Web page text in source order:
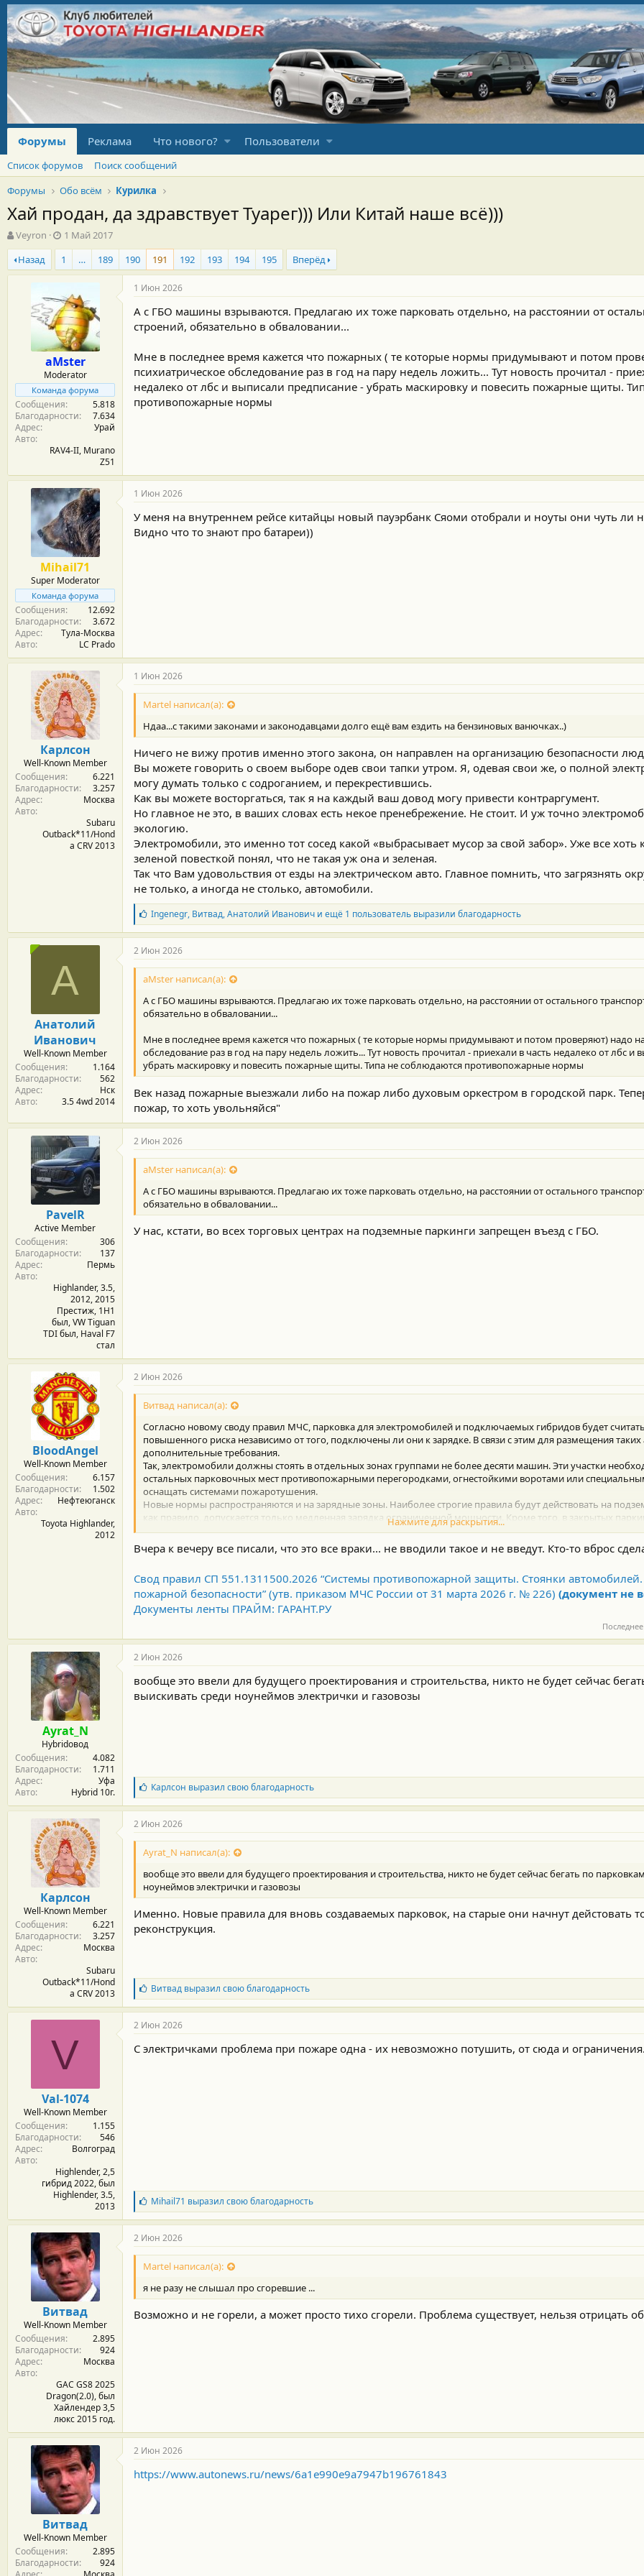
Форумы Реклама Что нового? Пользователи
Список форумов
Поиск сообщений
Форумы
Обо всём Курилка
Хай продан, да здравствует Туарег))) Или Китай наше всё)))
А
в
т
о
Veyron
Д
а
т
а
а
ч
а
л
а
1 Май 2017
Назад
1 … 189 190 191 192 193 194 195 Вперёд
aMster
Moderator
Команда форума
Сообщения
5.818
Благодарности
7.634
Адрес
Урай
Авто
RAV4-II, Murano
Z51
1 Июн 2026
А с ГБО машины взрываются. Предлагаю их тоже парковать отдельно, на расстоянии от
строений, обязательно в обваловании...
Мне в последнее время кажется что пожарных ( те которые нормы придумывают и потом
психиатрическое обследование раз в год на пару недель ложить... Тут новость прочитал -
недалеко от лбс и выписали предписание - убрать маскировку и повесить пожарные щиты.
противопожарные нормы
Mihail71
Super Moderator
Команда форума
Сообщения
12.692
Благодарности
3.672
Адрес
Тула-Москва
Авто
LC Prado
1 Июн 2026
У меня на внутреннем рейсе китайцы новый пауэрбанк Сяоми отобрали и ноуты они чуть ли
Видно что то знают про батареи))
Карлсон
Well-Known Member
Сообщения
6.221
Благодарности
3.257
Адрес
Москва
Авто
Subaru
Outback*11/Hond
a CRV 2013
1 Июн 2026
Martel написал(а):
Ндаа...с такими законами и законодавцами долго ещё вам ездить на бензиновых ванючках..)
Ничего не вижу против именно этого закона, он направлен на организацию безопасности
Вы можете говорить о своем выборе одев свои тапки утром. Я, одевая свои же, о полной
могу думать только с содроганием, и перекрестившись.
Как вы можете восторгаться, так я на каждый ваш довод могу привести контраргумент.
Но главное не это, в ваших словах есть некое пренебрежение. Не стоит. И уж точно
экологию.
Электромобили, это именно тот сосед какой «выбрасывает мусор за свой забор». Уже все хоть
зеленой повесткой понял, что не такая уж она и зеленая.
Так что Вам удовольствия от езды на электрическом авто. Главное помнить, что загрязнять
не только, а иногда не столько, автомобили.
Б
л
а
г
о
д
а
н
о
т
и
:
Ingenegr, Витвад,Анатолий Ивановичи ещё 1 пользователь выразили благодарность
А
Анатолий
Иванович
Well-Known Member
Сообщения
1.164
Благодарности
562
Адрес
Нск
Авто
3.5 4wd 2014
2 Июн 2026
aMster написал(а):
А с ГБО машины взрываются. Предлагаю их тоже парковать отдельно, на расстоянии от остального
обязательно в обваловании...
Мне в последнее время кажется что пожарных ( те которые нормы придумывают и потом проверяют) надо
обследование раз в год на пару недель ложить... Тут новость прочитал - приехали в часть недалеко от лбс и
убрать маскировку и повесить пожарные щиты. Типа не соблюдаются противопожарные нормы
Век назад пожарные выезжали либо на пожар либо духовым оркестром в городской парк.
пожар, то хоть увольняйся"
PavelR
Active Member
Сообщения
306
Благодарности
137
Адрес
Пермь
Авто
Highlander, 3.5,
2012, 2015
Престиж, 1Н1
был, VW Tiguan
TDI был, Haval F7
стал
2 Июн 2026
aMster написал(а):
А с ГБО машины взрываются. Предлагаю их тоже парковать отдельно, на расстоянии от остального
обязательно в обваловании...
У нас, кстати, во всех торговых центрах на подземные паркинги запрещен въезд с ГБО.
BloodAngel
Well-Known Member
Сообщения
6.157
Благодарности
1.502
Адрес
Нефтеюганск
Авто
Toyota Highlander,
2012
2 Июн 2026
Витвад написал(а):
Согласно новому своду правил МЧС, парковка для электромобилей и подключаемых гибридов будет
повышенного риска независимо от того, подключены ли они к зарядке. В связи с этим для размещения
дополнительные требования.
Так, электромобили должны стоять в отдельных зонах группами не более десяти машин. Эти участки
остальных парковочных мест противопожарными перегородками, огнестойкими воротами или
оснащать системами пожаротушения.
Новые нормы распространяются и на зарядные зоны. Наиболее строгие правила будут действовать на
как правило, допускается только медленная зарядка ограниченной мощности. Кроме того, в закрытых
разделение зон для автомобилей с двигателями внутреннего сгорания и электротранспорта.
В первую очередь нововведения распространяются на объекты, которые будут проектироваться и строиться
документа в силу. Для действующих парковок требования станут обязательными только при проведении
За нарушение новых правил предусмотрены штрафы. Для физлиц максимальный размер взыскания может
рублей, для должностных лиц — 100 тысяч рублей, для индивидуальных предпринимателей — 110 тысяч
юридических лиц — два миллиона рублей. Отмечается, что в отдельных случаях суд также может
Нажмите для раскрытия...
Вчера к вечеру все писали, что это все враки... не вводили такое и не введут. Кто-то вброс
Свод правил СП 551.1311500.2026 “Системы противопожарной защиты. Стоянки
пожарной безопасности” (утв. приказом МЧС России от 31 марта 2026 г. № 226) (документ не
Документы ленты ПРАЙМ: ГАРАНТ.РУ
Ayrat_N
Hybridовод
Сообщения
4.082
Благодарности
1.711
Адрес
Уфа
Авто
Hybrid 10г.
2 Июн 2026
вообще это ввели для будущего проектирования и строительства, никто не будет сейчас
выискивать среди ноунеймов электрички и газовозы
Б
л
а
г
о
д
а
н
о
с
т
и
:
Карлсон выразил свою благодарность
Карлсон
Well-Known Member
Сообщения
6.221
Благодарности
3.257
Адрес
Москва
Авто
Subaru
Outback*11/Hond
a CRV 2013
2 Июн 2026
Ayrat_N написал(а):
вообще это ввели для будущего проектирования и строительства, никто не будет сейчас бегать по
ноунеймов электрички и газовозы
Именно. Новые правила для вновь создаваемых парковок, на старые они начнут дейстовать
реконструкция.
Б
л
а
г
о
д
а
Витвадвыразил свою благодарность
V
Val-1074
Well-Known Member
Сообщения
1.155
Благодарности
546
Адрес
Волгоград
Авто
Highlender, 2,5
гибрид 2022, был
Highlender, 3.5,
2013
2 Июн 2026
С электричками проблема при пожаре одна - их невозможно потушить, от сюда и ограничения.
Б
л
а
г
о
д
а
н
с
Mihail71 выразил свою благодарность
Витвад
Well-Known Member
Сообщения
2.895
Благодарности
924
Адрес
Москва
Авто
GAC GS8 2025
Dragon(2.0), был
Хайлендер 3,5
люкс 2015 год.
2 Июн 2026
Martel написал(а):
я не разу не слышал про сгоревшие ...
Возможно и не горели, а может просто тихо сгорели. Проблема существует, нельзя отрицать
Витвад
Well-Known Member
Сообщения
2.895
Благодарности
924
2 Июн 2026
https://www.autonews.ru/news/6a1e990e9a7947b196761843